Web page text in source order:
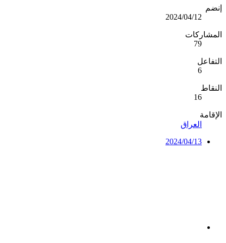
إنضم
2024/04/12
المشاركات
79
التفاعل
6
النقاط
16
الإقامة
العراق
2024/04/13